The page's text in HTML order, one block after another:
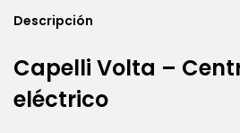
Descripción
Capelli Volta –
eléctrico